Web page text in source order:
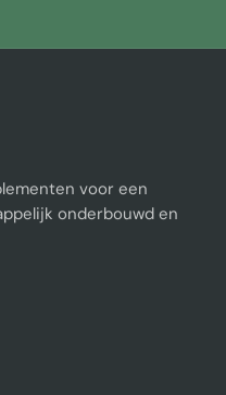
voor een
onderbouwd en